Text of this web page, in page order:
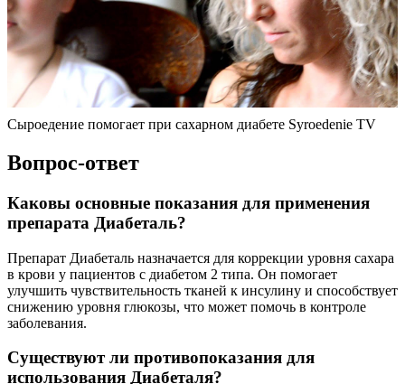
Сыроедение помогает при сахарном диабете Syroedenie TV
Вопрос-ответ
Каковы основные показания для применения
препарата Диабеталь?
Препарат Диабеталь назначается для коррекции уровня сахара
в крови у пациентов с диабетом 2 типа. Он помогает
улучшить чувствительность тканей к инсулину и способствует
снижению уровня глюкозы, что может помочь в контроле
заболевания.
Существуют ли противопоказания для
использования Диабеталя?